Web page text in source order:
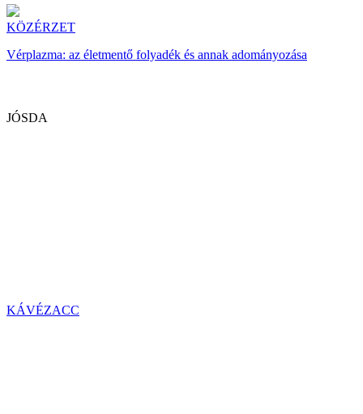
KÖZÉRZET
Vérplazma: az életmentő folyadék és annak adományozása
JÓSDA
KÁVÉZACC